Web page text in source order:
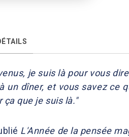
je suis là pour vous
un dîner, et vous savez ce
ça que je suis là."
L'Année de la pensée